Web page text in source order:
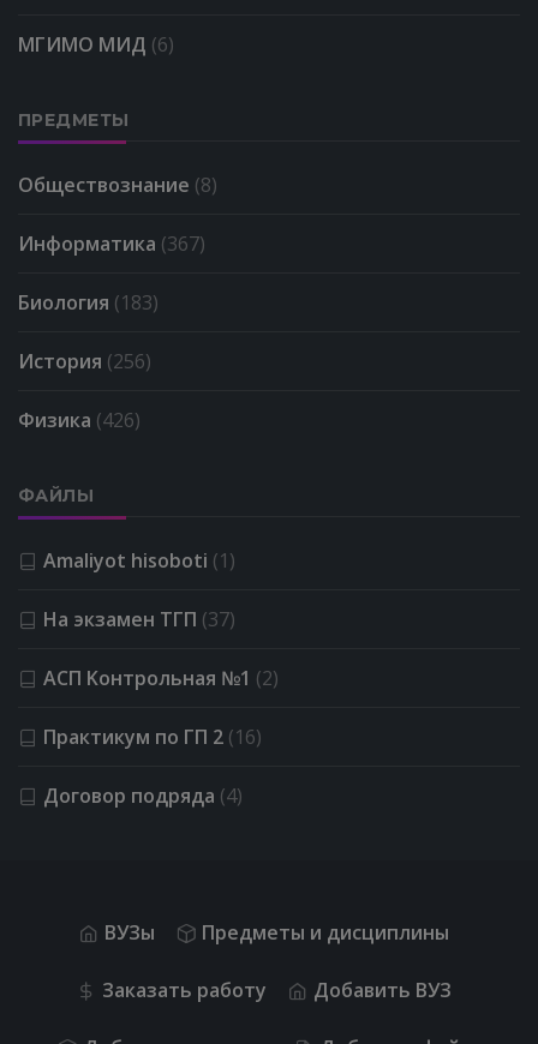
МГИМО МИД (6)
ПРЕДМЕТЫ
Обществознание (8)
Информатика (367)
Биология (183)
История (256)
Физика (426)
ФАЙЛЫ
Amaliyot hisoboti (1)
На экзамен ТГП (37)
АСП Kонтрольная №1 (2)
Практикум по ГП 2 (16)
Договор подряда (4)
ВУЗы Предметы и дисциплины
Заказать работу Добавить ВУЗ